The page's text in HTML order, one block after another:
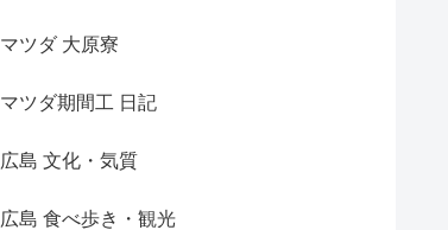
マツダ 大原寮
マツダ期間工 日記
広島 文化・気質
広島 食べ歩き・観光